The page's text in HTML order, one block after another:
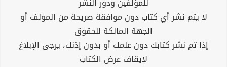
لا يتم نشر أي كتاب دون موافقة صريحة من المؤلف أو
الجهة المالكة للحقوق
إذا تم نشر كتابك دون علمك أو بدون إذنك، يرجى الإبلاغ
لإيقاف عرض الكتاب